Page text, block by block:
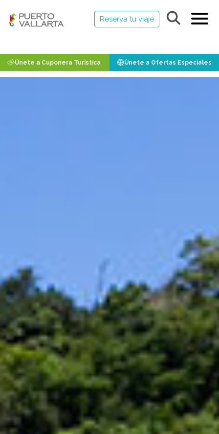
Reserva tu viaje
Únete a Cuponera Turística Únete a Ofertas Especiales